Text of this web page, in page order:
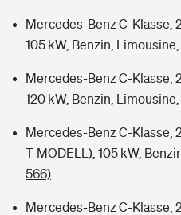
Mercedes-Benz C-Klasse,
105 kW, Benzin,
Mercedes-Benz C-Klasse,
120 kW, Benzin,
Mercedes-Benz C-Klasse,
T-MODELL), 105 kW,
566)
Mercedes-Benz C-Klasse,